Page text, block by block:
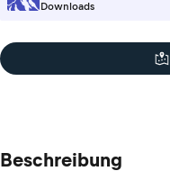
Downloads
Beschreibung